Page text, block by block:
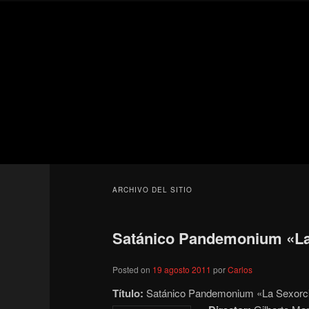
ARCHIVO DEL SITIO
Satánico Pandemonium
Posted on 19 agosto 2011 porCarlos
Título: Satánico Pandemonium «La